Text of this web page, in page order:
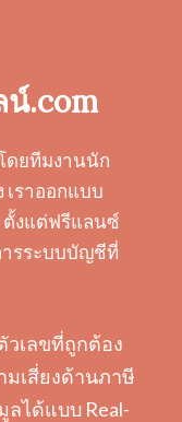
.com
ดยทีมงานนัก
ราออกแบบ
ตั้งแต่ฟรีแลนซ์
ารระบบบัญชีที่
วเลขที่ถูกต้อง
เสี่ยงด้านภาษี
ได้แบบ Real-